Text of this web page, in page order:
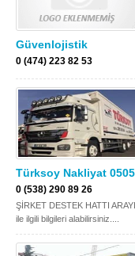
Güvenlojistik
0 (474) 223 82 53
Türksoy Nakliyat
0 (538) 290 89 26
ŞİRKET DESTEK HATTI
ile ilgili bilgileri alabilirsiniz....